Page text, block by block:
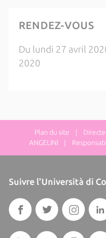
RENDEZ-VOUS
Du lundi 27 avril
2020
Plan du site |
ANGELINI |
Suivre l'Università di